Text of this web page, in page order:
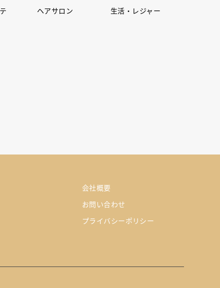
ヘアサロン 生活・レジャー
会社概要
お問い合わせ
プライバシーポリシー